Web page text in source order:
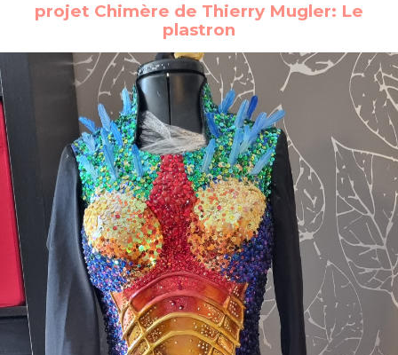
projet Chimère de Thierry Mugler: Le
plastron